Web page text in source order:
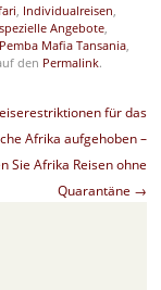
Individualreisen
spezielle Angebote,
Mafia Tansania,
den Permalink.
für das
Afrika aufgehoben –
Sie Afrika Reisen ohne
Quarantäne →